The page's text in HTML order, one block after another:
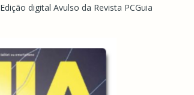
Edição digital Avulso da Revista PCGuia